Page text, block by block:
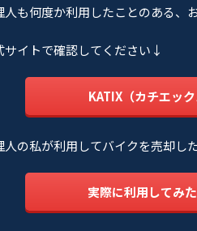
も何度か利用したことのある、
サイトで確認してください↓
KATIX（カチエック
人の私が利用してバイクを売却し
実際に利用してみ